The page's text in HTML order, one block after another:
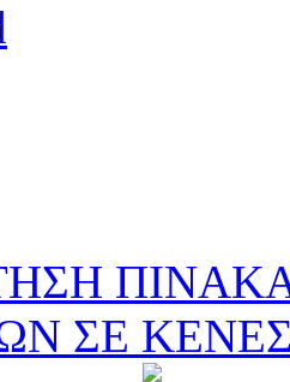
ΣΕ